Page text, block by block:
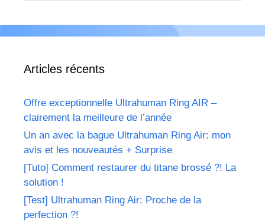
Articles récents
Offre exceptionnelle Ultrahuman Ring AIR –
clairement la meilleure de l’année
Un an avec la bague Ultrahuman Ring Air: mon
avis et les nouveautés + Surprise
[Tuto] Comment restaurer du titane brossé ?! La
solution !
[Test] Ultrahuman Ring Air: Proche de la
perfection ?!